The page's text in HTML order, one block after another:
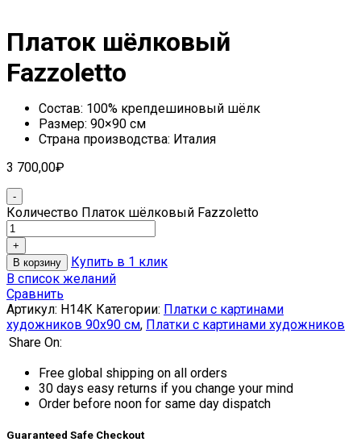
Платок шёлковый
Fazzoletto
Состав: 100% крепдешиновый шёлк
Размер: 90×90 см
Страна производства: Италия
3 700,00₽
Количество Платок шёлковый Fazzoletto
В корзину
Купить в 1 клик
В список желаний
Сравнить
Артикул: H14К Категории: Платки с картинами
художников 90х90 см, Платки с картинами художников
Share On:
Free global shipping on all orders
30 days easy returns if you change your mind
Order before noon for same day dispatch
Guaranteed Safe Checkout